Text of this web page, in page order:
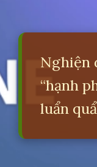
Nghiện
“hạnh
luẩn